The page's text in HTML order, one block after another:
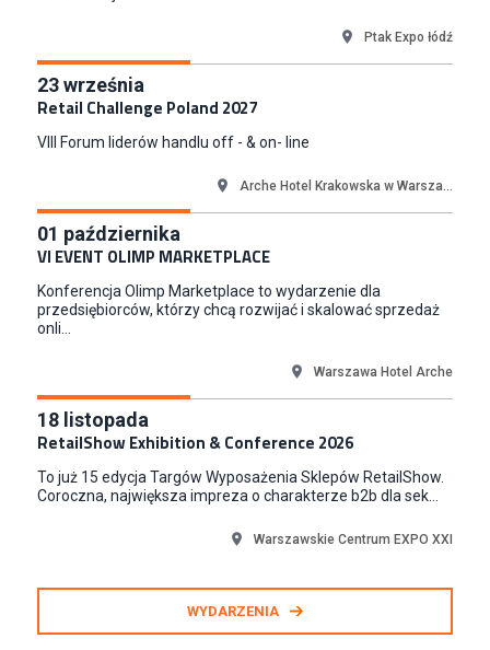
Młodszy Specjalista ds. Sprzedaży B2B (K/M/N)
Euro-net Sp. z o.o.
Key Account Manager
Skarbimierzyce
Content Creator (m/k)
Medicine
Junior RPA Developer (k/m)
TERG S.A.
Ptak Expo łódź
23września
Retail Challenge Poland 2027
VIII Forum liderów handlu off - & on- line
Arche Hotel Krakowska w Warsza...
01 października
VI EVENT OLIMP MARKETPLACE
Konferencja Olimp Marketplace to wydarzenie dla
przedsiębiorców, którzy chcą rozwijać i skalować sprzedaż
onli...
Warszawa Hotel Arche
18 listopada
RetailShow Exhibition & Conference 2026
To już 15 edycja Targów Wyposażenia Sklepów RetailShow.
Coroczna, największa impreza o charakterze b2b dla sek...
Warszawskie Centrum EXPO XXI
WYDARZENIA